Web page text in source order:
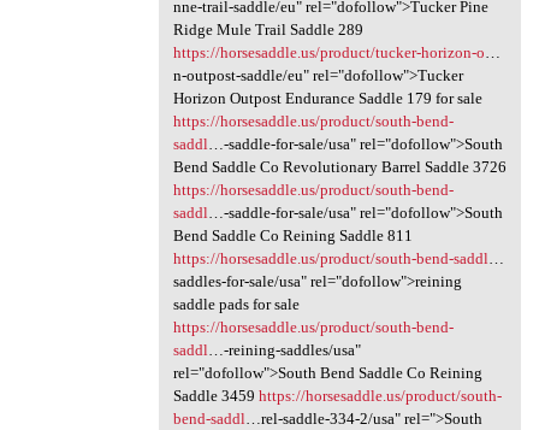
nne-trail-saddle/eu" rel="dofollow">Tucker Pine
Ridge Mule Trail Saddle 289
https://horsesaddle.us/product/tucker-horizon-o…
n-outpost-saddle/eu" rel="dofollow">Tucker
Horizon Outpost Endurance Saddle 179 for sale
https://horsesaddle.us/product/south-bend-
saddl…-saddle-for-sale/usa" rel="dofollow">South
Bend Saddle Co Revolutionary Barrel Saddle 3726
https://horsesaddle.us/product/south-bend-
saddl…-saddle-for-sale/usa" rel="dofollow">South
Bend Saddle Co Reining Saddle 811
https://horsesaddle.us/product/south-bend-saddl…
saddles-for-sale/usa" rel="dofollow">reining
saddle pads for sale
https://horsesaddle.us/product/south-bend-
saddl…-reining-saddles/usa"
rel="dofollow">South Bend Saddle Co Reining
Saddle 3459 https://horsesaddle.us/product/south-
bend-saddl…rel-saddle-334-2/usa" rel=">South